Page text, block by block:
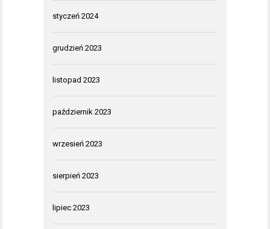
styczeń 2024
grudzień 2023
listopad 2023
październik 2023
wrzesień 2023
sierpień 2023
lipiec 2023